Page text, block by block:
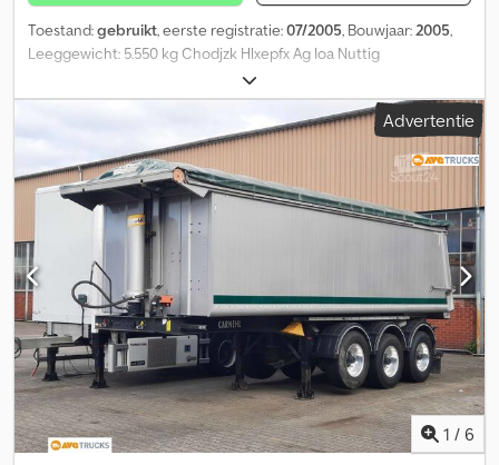
Toestand:gebruikt, eerste registratie:07/2005, Bouwjaar:2005,
Leeggewicht: 5.550 kg Chodjzk Hlxepfx Ag Ioa Nuttig
laadvermogen: 28.450 kg Toelaatbaar totaalgewicht: 34.000 kg
Advertentie
1 / 6